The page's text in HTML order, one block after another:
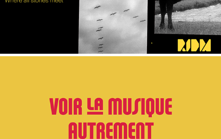
VOIR LE MUSIQUE AUTREMENT